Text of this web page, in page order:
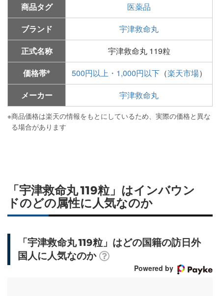
商品タグ
医薬品
ブランド
宇津救命丸
正式名称
宇津救命丸 119粒
価格帯※ 500円以上・1,000円以下（楽天市場）
メーカー
宇津救命丸
※商品価格は楽天の情報をもとにしているため、実際の価格と異な
る場合があります
「宇津救命丸 119粒」はインバウン
ドのどの属性に人気なのか
「宇津救命丸 119粒」はどの国籍の訪日外
国人に人気なのか
Powered by